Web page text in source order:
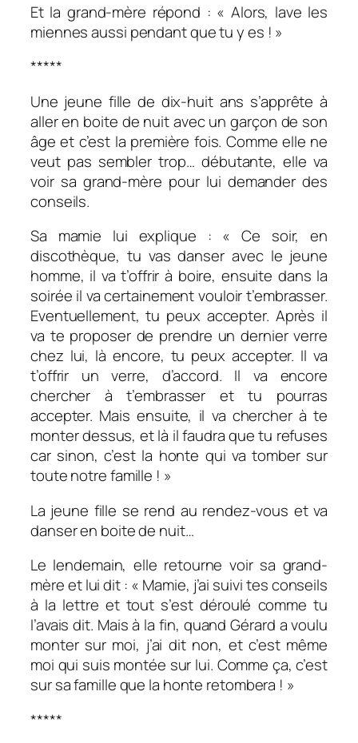
Et la grand-mère répond : « Alors, lave les
miennes aussi pendant que tu y es ! »
*****
Une jeune fille de dix-huit ans s’apprête à
aller en boite de nuit avec un garçon de son
âge et c’est la première fois. Comme elle ne
veut pas sembler trop… débutante, elle va
voir sa grand-mère pour lui demander des
conseils.
Sa mamie lui explique : « Ce soir, en
discothèque, tu vas danser avec le jeune
homme, il va t’offrir à boire, ensuite dans la
soirée il va certainement vouloir t’embrasser.
Eventuellement, tu peux accepter. Après il
va te proposer de prendre un dernier verre
chez lui, là encore, tu peux accepter. Il va
t’offrir un verre, d’accord. Il va encore
chercher à t’embrasser et tu pourras
accepter. Mais ensuite, il va chercher à te
monter dessus, et là il faudra que tu refuses
car sinon, c’est la honte qui va tomber sur
toute notre famille ! »
La jeune fille se rend au rendez-vous et va
danser en boite de nuit…
Le lendemain, elle retourne voir sa grand-
mère et lui dit : « Mamie, j’ai suivi tes conseils
à la lettre et tout s’est déroulé comme tu
l’avais dit. Mais à la fin, quand Gérard a voulu
monter sur moi, j’ai dit non, et c’est même
moi qui suis montée sur lui. Comme ça, c’est
sur sa famille que la honte retombera ! »
*****